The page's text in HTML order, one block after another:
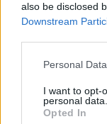
also be disclosed
Downstream
Personal
I want to opt-
personal data.
Opted In
Lietuvą
dozių, žinia iš
Žinios | Lietuvos
Daugėja